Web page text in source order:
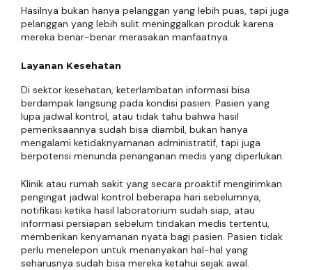
Hasilnya bukan hanya pelanggan yang lebih puas, tapi juga
pelanggan yang lebih sulit meninggalkan produk karena
mereka benar-benar merasakan manfaatnya.
Layanan Kesehatan
Di sektor kesehatan, keterlambatan informasi bisa
berdampak langsung pada kondisi pasien. Pasien yang
lupa jadwal kontrol, atau tidak tahu bahwa hasil
pemeriksaannya sudah bisa diambil, bukan hanya
mengalami ketidaknyamanan administratif, tapi juga
berpotensi menunda penanganan medis yang diperlukan.
Klinik atau rumah sakit yang secara proaktif mengirimkan
pengingat jadwal kontrol beberapa hari sebelumnya,
notifikasi ketika hasil laboratorium sudah siap, atau
informasi persiapan sebelum tindakan medis tertentu,
memberikan kenyamanan nyata bagi pasien. Pasien tidak
perlu menelepon untuk menanyakan hal-hal yang
seharusnya sudah bisa mereka ketahui sejak awal.